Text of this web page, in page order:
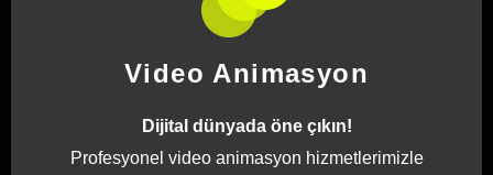
Video Animasyon
Dijital dünyada öne çıkın!
Profesyonel video animasyon hizmetlerimizle